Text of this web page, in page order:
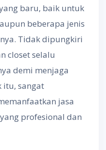
baru, baik untuk
beberapa jenis
Tidak dipungkiri
closet selalu
demi menjaga
itu, sangat
jasa
profesional dan